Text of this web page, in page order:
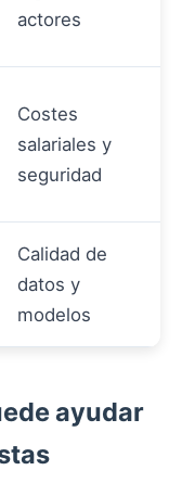
actores
Costes
salariales y
seguridad
Calidad de
datos y
modelos
ayudar